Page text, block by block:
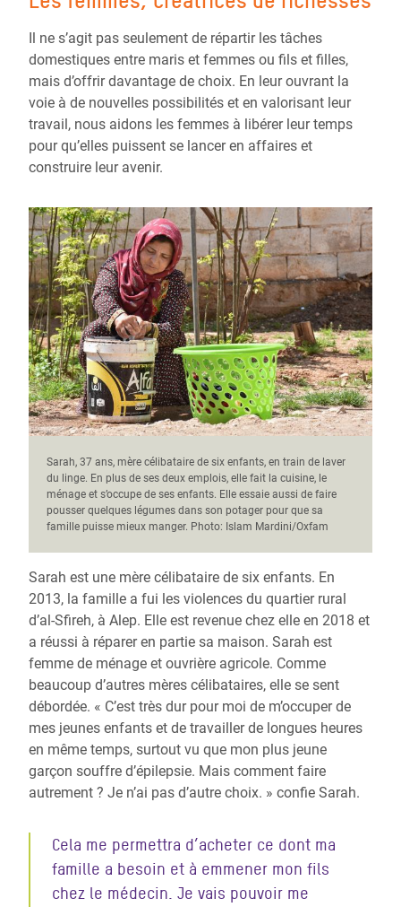
Il ne s’agit pas seulement de répartir les tâches
domestiques entre maris et femmes ou fils et filles,
mais d’offrir davantage de choix. En leur ouvrant la
voie à de nouvelles possibilités et en valorisant leur
travail, nous aidons les femmes à libérer leur temps
pour qu’elles puissent se lancer en affaires et
construire leur avenir.
Sarah, 37 ans, mère célibataire de six enfants, en train de laver
du linge. En plus de ses deux emplois, elle fait la cuisine, le
ménage et s’occupe de ses enfants. Elle essaie aussi de faire
pousser quelques légumes dans son potager pour que sa
famille puisse mieux manger. Photo: Islam Mardini/Oxfam
Sarah est une mère célibataire de six enfants. En
2013, la famille a fui les violences du quartier rural
d’al-Sfireh, à Alep. Elle est revenue chez elle en 2018 et
a réussi à réparer en partie sa maison. Sarah est
femme de ménage et ouvrière agricole. Comme
beaucoup d’autres mères célibataires, elle se sent
débordée. « C’est très dur pour moi de m’occuper de
mes jeunes enfants et de travailler de longues heures
en même temps, surtout vu que mon plus jeune
garçon souffre d’épilepsie. Mais comment faire
autrement ? Je n’ai pas d’autre choix. » confie Sarah.
Cela me permettra d’acheter ce dont ma
famille a besoin et à emmener mon fils
chez le médecin. Je vais pouvoir me